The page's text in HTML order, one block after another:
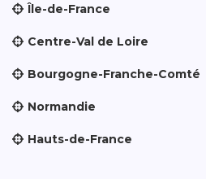
Île-de-France
Centre-Val de Loire
Bourgogne-Franche-Comté
Normandie
Hauts-de-France